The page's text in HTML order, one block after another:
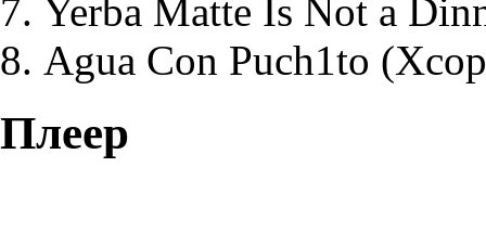
Yerba Matte Is Not a
Agua Con Puch1to
Плеер